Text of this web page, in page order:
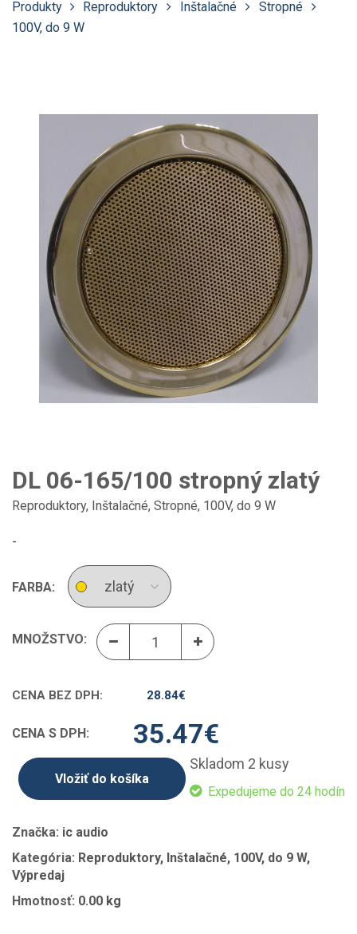
Produkty Reproduktory Inštalačné
Stropné
100V, do 9 W
DL 06-165/100 stropný zlatý
Reproduktory, Inštalačné, Stropné, 100V, do 9 W
-
FARBA:
MNOŽSTVO:
CENA BEZ DPH: 28.84€
CENA S DPH: 35.47€
Skladom 2 kusy
Expedujeme do 24 hodín
Vložiť do košíka
Značka: ic audio
Kategória: Reproduktory, Inštalačné, 100V, do 9 W,
Výpredaj
Hmotnosť: 0.00 kg